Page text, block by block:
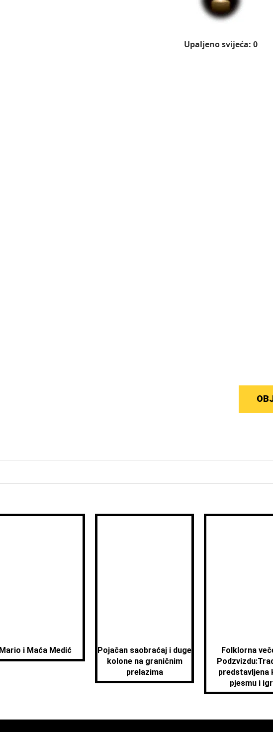
Upaljeno svijeća: 0
Mario i Maća Medić
Pojačan saobraćaj i duge
kolone na graničnim
prelazima
Folklorna
predstavljena
pjesmu i